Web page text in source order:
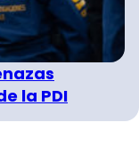
la PDI